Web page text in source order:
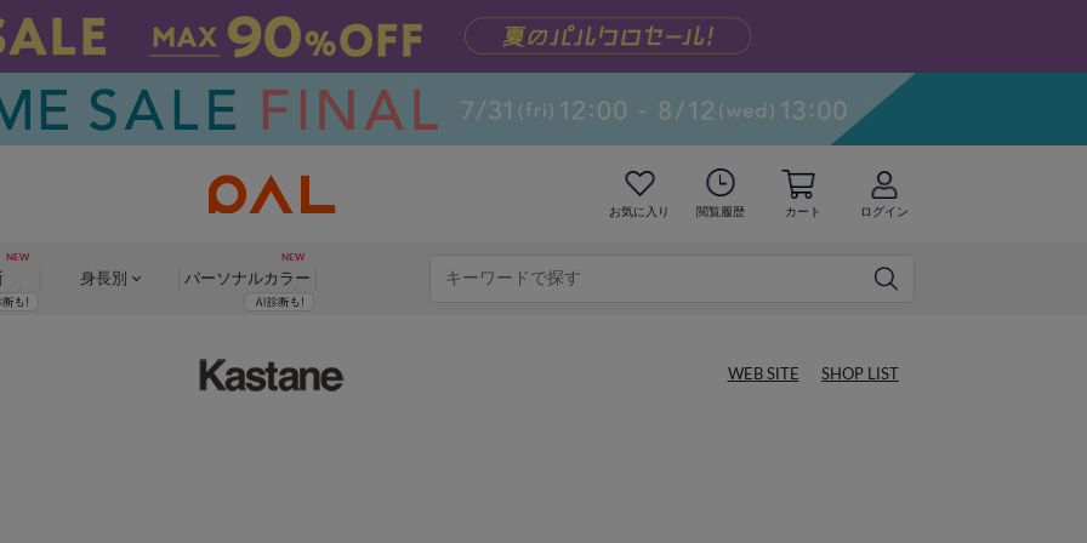
お気に入り 閲覧履歴 カート ログイン
身長別 パーソナルカラー
WEB SITE SHOP LIST